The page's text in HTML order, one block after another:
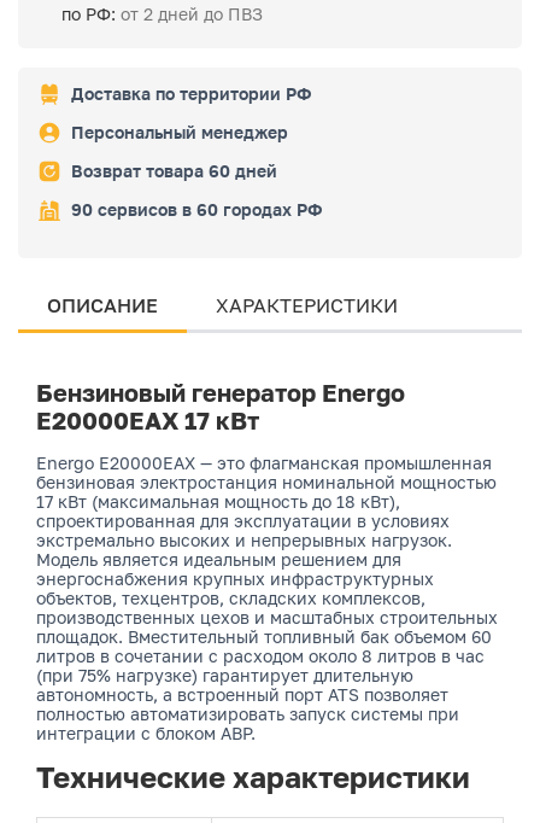
по РФ: от 2 дней до ПВЗ
Доставка по территории РФ
Персональный менеджер
Возврат товара 60 дней
90 сервисов в 60 городах РФ
ОПИСАНИЕ ХАРАКТЕРИСТИКИ
Бензиновый генератор Energo
E20000EAX 17 кВт
Energo E20000EAX — это флагманская промышленная
бензиновая электростанция номинальной мощностью
17 кВт (максимальная мощность до 18 кВт),
спроектированная для эксплуатации в условиях
экстремально высоких и непрерывных нагрузок.
Модель является идеальным решением для
энергоснабжения крупных инфраструктурных
объектов, техцентров, складских комплексов,
производственных цехов и масштабных строительных
площадок. Вместительный топливный бак объемом 60
литров в сочетании с расходом около 8 литров в час
(при 75% нагрузке) гарантирует длительную
автономность, а встроенный порт ATS позволяет
полностью автоматизировать запуск системы при
интеграции с блоком АВР.
Технические характеристики